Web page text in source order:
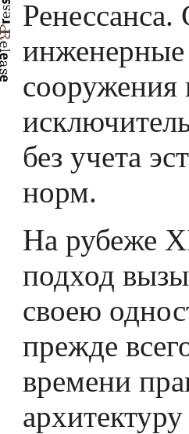
сооружения
без учета
норм.
На рубеже
подход
своею
прежде
вре­мени